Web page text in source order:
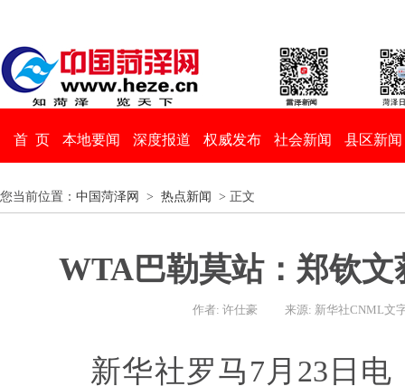
首 页 本地要闻 深度报道 权威发布 社会新闻 县区新闻
您当前位置： 中国菏泽网 > 热点新闻 > 正文
WTA巴勒莫站：郑钦
作者: 许仕豪 来源: 新华社CNML文
新华社罗马7月23日电